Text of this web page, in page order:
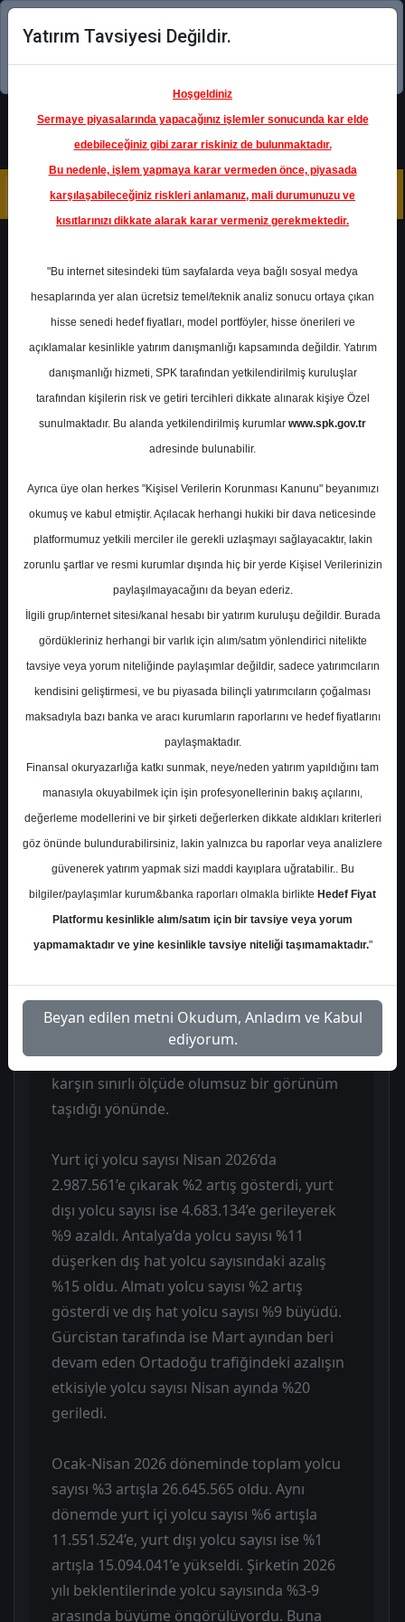
Şimdi uygulamayı indirin!
Ana Sayfa Raporlar
Deniz Yatırım
Rapor Detay
Tav Havalimanları - Nisan
Ayı Trafik Bilgileri
A- A+
Tav Havalimanları - Nisan Ayı Trafik
Bilgileri
TAV Havalimanları’nın Nisan 2026 trafik
verileri, jeopolitik gerginliklerin etkisinin
sürdüğüne işaret ederken şirketin yolcu
trafiğinde aylık bazda düşüş görüldü.
Toplam yolcu sayısı Nisan 2026’da 7.670.695
olarak gerçekleşti ve bu rakam Nisan 2025’e
göre %5 azaldı. Şirketin bu veriyi açıklarken
öne çıkardığı ana başlıklar arasında
Antalya’daki düşüş, Almatı’daki artış ve
Gürcistan’daki zayıflama yer aldı. Genel
değerlendirme, açıklanan trafik
sonuçlarının beklentilerle uyumlu olmasına
karşın sınırlı ölçüde olumsuz bir görünüm
taşıdığı yönünde.
Yurt içi yolcu sayısı Nisan 2026’da
2.987.561’e çıkarak %2 artış gösterdi, yurt
dışı yolcu sayısı ise 4.683.134’e gerileyerek
%9 azaldı. Antalya’da yolcu sayısı %11
düşerken dış hat yolcu sayısındaki azalış
%15 oldu. Almatı yolcu sayısı %2 artış
gösterdi ve dış hat yolcu sayısı %9 büyüdü.
Gürcistan tarafında ise Mart ayından beri
devam eden Ortadoğu trafiğindeki azalışın
etkisiyle yolcu sayısı Nisan ayında %20
geriledi.
Ocak-Nisan 2026 döneminde toplam yolcu
sayısı %3 artışla 26.645.565 oldu. Aynı
dönemde yurt içi yolcu sayısı %6 artışla
11.551.524’e, yurt dışı yolcu sayısı ise %1
artışla 15.094.041’e yükseldi. Şirketin 2026
yılı beklentilerinde yolcu sayısında %3-9
arasında büyüme öngörülüyordu. Buna
Yatırım Tavsiyesi Değildir.
Hoşgeldiniz
Sermaye piyasalarında yapacağınız işlemler sonucunda kar elde
edebileceğiniz gibi zarar riskiniz de bulunmaktadır.
Bu nedenle, işlem yapmaya karar vermeden önce, piyasada
karşılaşabileceğiniz riskleri anlamanız, mali durumunuzu ve
kısıtlarınızı dikkate alarak karar vermeniz gerekmektedir.
"Bu internet sitesindeki tüm sayfalarda veya bağlı sosyal medya
hesaplarında yer alan ücretsiz temel/teknik analiz sonucu ortaya çıkan
hisse senedi hedef fiyatları, model portföyler, hisse önerileri ve
açıklamalar kesinlikle yatırım danışmanlığı kapsamında değildir. Yatırım
danışmanlığı hizmeti, SPK tarafından yetkilendirilmiş kuruluşlar
tarafından kişilerin risk ve getiri tercihleri dikkate alınarak kişiye Özel
sunulmaktadır. Bu alanda yetkilendirilmiş kurumlar www.spk.gov.tr
adresinde bulunabilir.
Ayrıca üye olan herkes "Kişisel Verilerin Korunması Kanunu" beyanımızı
okumuş ve kabul etmiştir. Açılacak herhangi hukiki bir dava neticesinde
platformumuz yetkili merciler ile gerekli uzlaşmayı sağlayacaktır, lakin
zorunlu şartlar ve resmi kurumlar dışında hiç bir yerde Kişisel Verilerinizin
paylaşılmayacağını da beyan ederiz.
İlgili grup/internet sitesi/kanal hesabı bir yatırım kuruluşu değildir. Burada
gördükleriniz herhangi bir varlık için alım/satım yönlendirici nitelikte
tavsiye veya yorum niteliğinde paylaşımlar değildir, sadece yatırımcıların
kendisini geliştirmesi, ve bu piyasada bilinçli yatırımcıların çoğalması
maksadıyla bazı banka ve aracı kurumların raporlarını ve hedef fiyatlarını
paylaşmaktadır.
Finansal okuryazarlığa katkı sunmak, neye/neden yatırım yapıldığını tam
manasıyla okuyabilmek için işin profesyonellerinin bakış açılarını,
değerleme modellerini ve bir şirketi değerlerken dikkate aldıkları kriterleri
göz önünde bulundurabilirsiniz, lakin yalnızca bu raporlar veya analizlere
güvenerek yatırım yapmak sizi maddi kayıplara uğratabilir.. Bu
bilgiler/paylaşımlar kurum&banka raporları olmakla birlikte Hedef Fiyat
Platformu kesinlikle alım/satım için bir tavsiye veya yorum
yapmamaktadır ve yine kesinlikle tavsiye niteliği taşımamaktadır."
Beyan edilen metni Okudum, Anladım ve Kabul
ediyorum.